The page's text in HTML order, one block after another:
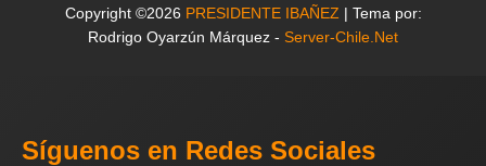
Copyright ©2026 PRESIDENTE IBAÑEZ | Tema por:
Rodrigo Oyarzún Márquez - Server-Chile.Net
Síguenos en Redes Sociales